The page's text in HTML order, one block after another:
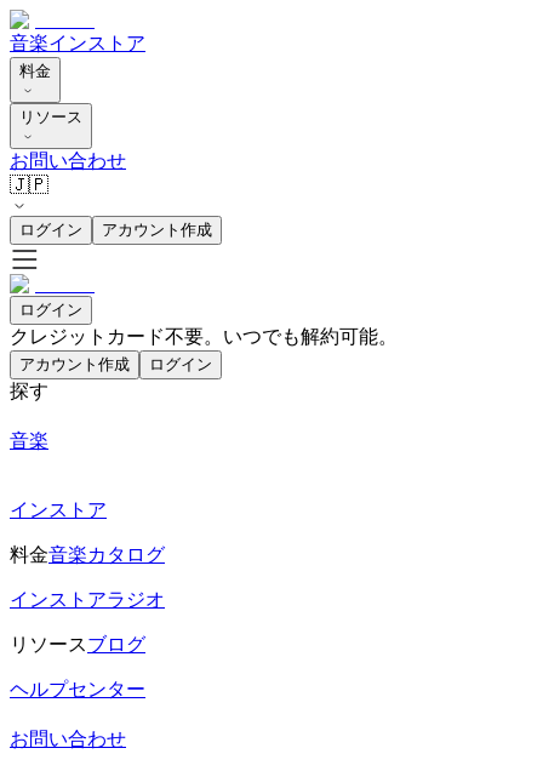
音楽インストア
料金
リソース
お問い合わせ
🇯🇵
ログイン アカウント作成
ログイン
クレジットカード不要。いつでも解約可能。
アカウント作成 ログイン
探す
音楽
インストア
料金音楽カタログ
インストアラジオ
リソースブログ
ヘルプセンター
お問い合わせ